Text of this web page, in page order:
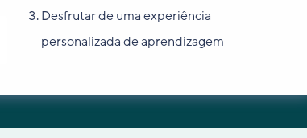
Desfrutar de uma experiência
personalizada de aprendizagem